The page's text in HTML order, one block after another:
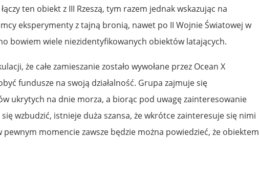
ten obiekt z III Rzeszą, tym razem jednak wskazując na
eksperymenty z tajną bronią, nawet po II Wojnie Światowej w
bowiem wiele niezidentyfikowanych obiektów latających.
że całe zamieszanie zostało wywołane przez Ocean X
fundusze na swoją działalność. Grupa zajmuje się
ukrytych na dnie morza, a biorąc pod uwagę zainteresowanie
wzbudzić, istnieje duża szansa, że wkrótce zainteresuje się nimi
momencie zawsze będzie można powiedzieć, że obiektem